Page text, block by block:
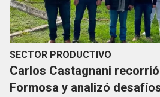
SECTOR PRODUCTIVO
Carlos Castagnani
Formosa y analizó